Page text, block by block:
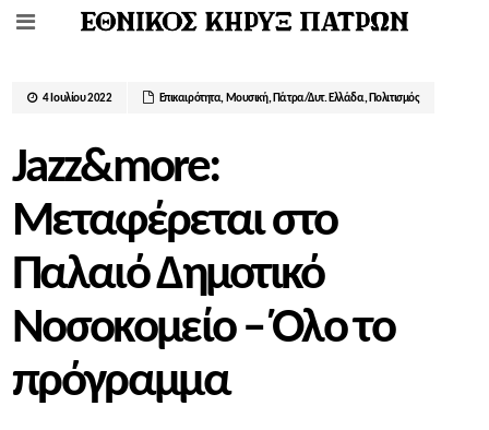
4 Ιουλίου 2022 Επικαιρότητα, Μουσική, Πάτρα/Δυτ. Ελλάδα, Πολιτισμός
Jazz&more:
Μεταφέρεται στο
Παλαιό Δημοτικό
Νοσοκομείο – Όλο το
πρόγραμμα